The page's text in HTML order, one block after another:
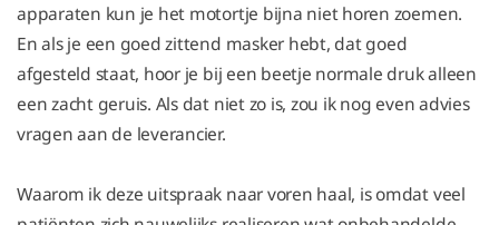
apparaten kun je het motortje bijna niet horen zoemen.
En als je een goed zittend masker hebt, dat goed
afgesteld staat, hoor je bij een beetje normale druk alleen
een zacht geruis. Als dat niet zo is, zou ik nog even advies
vragen aan de leverancier.
Waarom ik deze uitspraak naar voren haal, is omdat veel